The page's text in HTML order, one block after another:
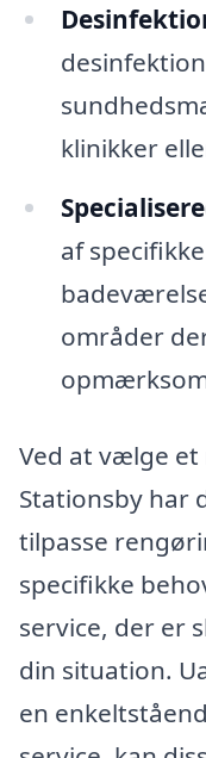
klinikker
af
områder
Ved at vælge
Stationsby har
tilpasse
specifikke
service, der er
din situation.
en